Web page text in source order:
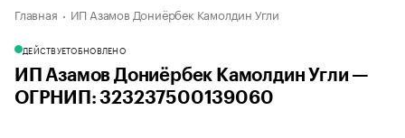
Главная ИП Азамов Дониёрбек Камолдин Угли
ДЕЙСТВУЕТОБНОВЛЕНО
ИП Азамов Дониёрбек Камолдин Угли —
ОГРНИП: 323237500139060